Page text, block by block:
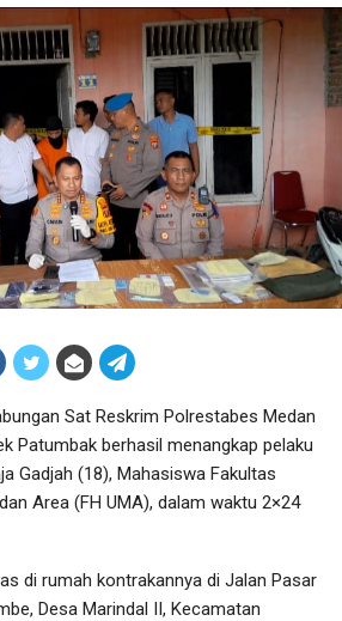
Sat Reskrim Polrestabes Medan
Patumbak berhasil menangkap pelaku
Gadjah (18), Mahasiswa Fakultas
Area (FH UMA), dalam waktu 2×24
di rumah kontrakannya di Jalan Pasar
Desa Marindal II, Kecamatan